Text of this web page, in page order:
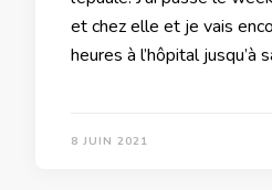
et chez elle et je vais
heures à l’hôpital
8 JUIN 2021